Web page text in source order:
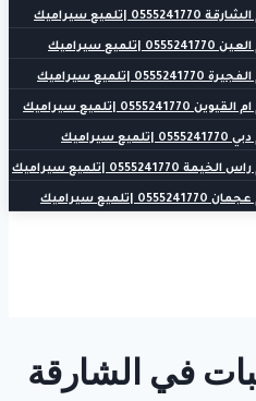
|تلميع سيراميك
سيراميك
سيراميك
|تلميع سيراميك
|تلميع سيراميك
سيراميك
في الشارقة